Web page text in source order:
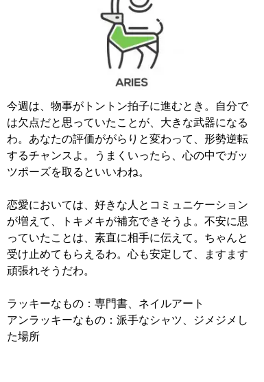
今週は、物事がトントン拍子に進むとき。自分で
は欠点だと思っていたことが、大きな武器になる
わ。あなたの評価ががらりと変わって、形勢逆転
するチャンスよ。うまくいったら、心の中でガッ
ツポーズを取るといいわね。
恋愛においては、好きな人とコミュニケーション
が増えて、トキメキが補充できそうよ。不安に思
っていたことは、素直に相手に伝えて。ちゃんと
受け止めてもらえるわ。心も安定して、ますます
頑張れそうだわ。
ラッキーなもの：専門書、ネイルアート
アンラッキーなもの：派手なシャツ、ジメジメし
た場所